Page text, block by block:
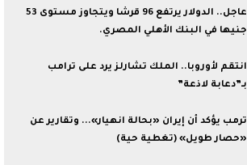
عاجل.. الدولار يرتفع 96 قرشا ويتجاوز مستوى 53
جنيها في البنك الأهلي المصري.
انتقم لأوروبا.. الملك تشارلز يرد على ترامب
بـ”دعابة لاذعة”
ترمب يؤكد أن إيران «بحالة انهيار»... وتقارير عن
«حصار طويل» (تغطية حية)